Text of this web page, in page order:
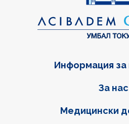
Фуутер навигация
За нас
Медицински
Информация за